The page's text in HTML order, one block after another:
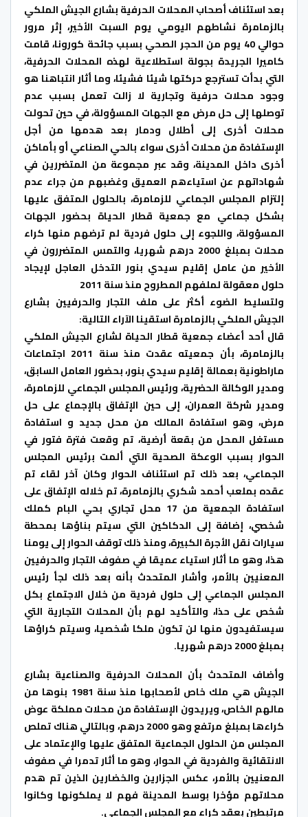
بعد استئناف أصحاب المحلات الحرفية بشارع الجيش الملكي
بالزمامرة نشاطهم اليومي يوم السبت الأخير، إثر مرور
حوالي 40 يوم من الحجر الصحي بسبب جائحة كورونا، قامت
كاميرا الجريدة بجولة استطلاعية لهذه المحلات الحرفية،
التي بدأت تسترجع حركتها شيئا فشيئا، وما أثار انتباهنا هو
وجود محلات حرفية وتجارية لا زالت تعمل بسبب عدم
توصلها إلى حل مرض مع الجهات المسؤولة، في حين تحولت
محلات أخرى إلى أطلال ودمار بعد هدمها من أجل
الإستفادة من محلات أخرى سواء بالحي الصناعي أو بأماكن
أخرى داخل المدينة، وقد عبر مجموعة من المتضررين في
شهاداتهم عن استياءهم العميق وغضبهم من جراء عدم
إلتزام المجلس الجماعي للزمامرة، بالحلول المتفق عليها
بشكل جماعي مع جمعية قطار الحياة بحضور الجهات
المسؤولة، واللجوء إلى حلول فردية لم ترضهم منها كراء
محلات بمبلغ 2000 درهم شهريا، والتمس المتضررون في
الأخير من عامل إقليم سيدي بنور التدخل العاجل لإيجاد
حلول معقولة لملفهم المطروح منذ سنة 2011
ولتسليط الضوء أكثر على ملف التجار والحرفيين بشارع
الجيش الملكي بالزمامرة استقينا الآراء التالية:
قال أحد أعضاء جمعية قطار الحياة لشارع الجيش الملكي
بالزمامرة، بأن جمعيته عقدت منذ سنة 2011 اجتماعات
ماراطونية بعمالة إقليم سيدي بنور، بحضور العامل السابق،
ومدير الوكالة الحضرية، ورئيس المجلس الجماعي للزمامرة،
ومدير شركة العمران، إلى حين الإتفاق بالإجماع على حل
مرض، وهو استفادة المالك من محل جديد و استفادة
مستغل المحل من بقعة أرضية، تم وقعت فترة فتور في
الحوار بسبب الوعكة الصحية التي ألمت برئيس المجلس
الجماعي، بعد ذلك تم استئناف الحوار وكان آخر لقاء تم
عقده بملعب أحمد شكري بالزمامرة، تم خلاله الإتفاق على
استفادة الجمعية من 17 محل تجاري بحي البام كملك
شخصي، إضافة إلى الدكاكين التي سيتم بناؤها بمحطة
سيارات نقل الأجرة الكبيرة، ومنذ ذلك توقف الحوار إلى يومنا
هذا، وهو ما أثار استياء عميقا في صفوف التجار والحرفيين
المعنيين بالأمر، وأشار المتحدث بأنه بعد ذلك لجأ رئيس
المجلس الجماعي إلى حلول فردية من خلال الاجتماع بكل
شخص على حذا، والتأكيد لهم بأن المحلات التجارية التي
سيستفيدون منها لن تكون ملكا شخصيا، وسيتم كراؤها
بمبلغ 2000 درهم شهريا.
وأضاف المتحدث بأن المحلات الحرفية والصناعية بشارع
الجيش هي ملك خاص لأصحابها منذ سنة 1981 بنوها من
مالهم الخاص، ويريدون الإستفادة من محلات مملكة عوض
كراءها بمبلغ مرتفع وهو 2000 درهم، وبالتالي هناك تملص
المجلس من الحلول الجماعية المتفق عليها والإعتماد على
الانتقائية والفردية في الحوار، وهو ما أثار تدمرا في صفوف
المعنيين بالأمر، عكس الجزارين والخضارين الذين تم هدم
محلاتهم مؤخرا بوسط المدينة فهم لا يملكونها وكانوا
مرتبطين بعقد كراء مع المجلس الجماعي.